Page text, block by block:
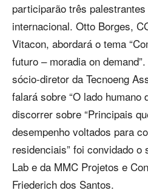
participarão três
internacional. Otto Borges,
Vitacon, abordará o tema
futuro – moradia on
sócio-diretor da Tecnoeng
falará sobre “O lado humano
discorrer sobre “Principais
desempenho voltados para
residenciais” foi convidado
Lab e da MMC Projetos e
Friederich dos Santos.